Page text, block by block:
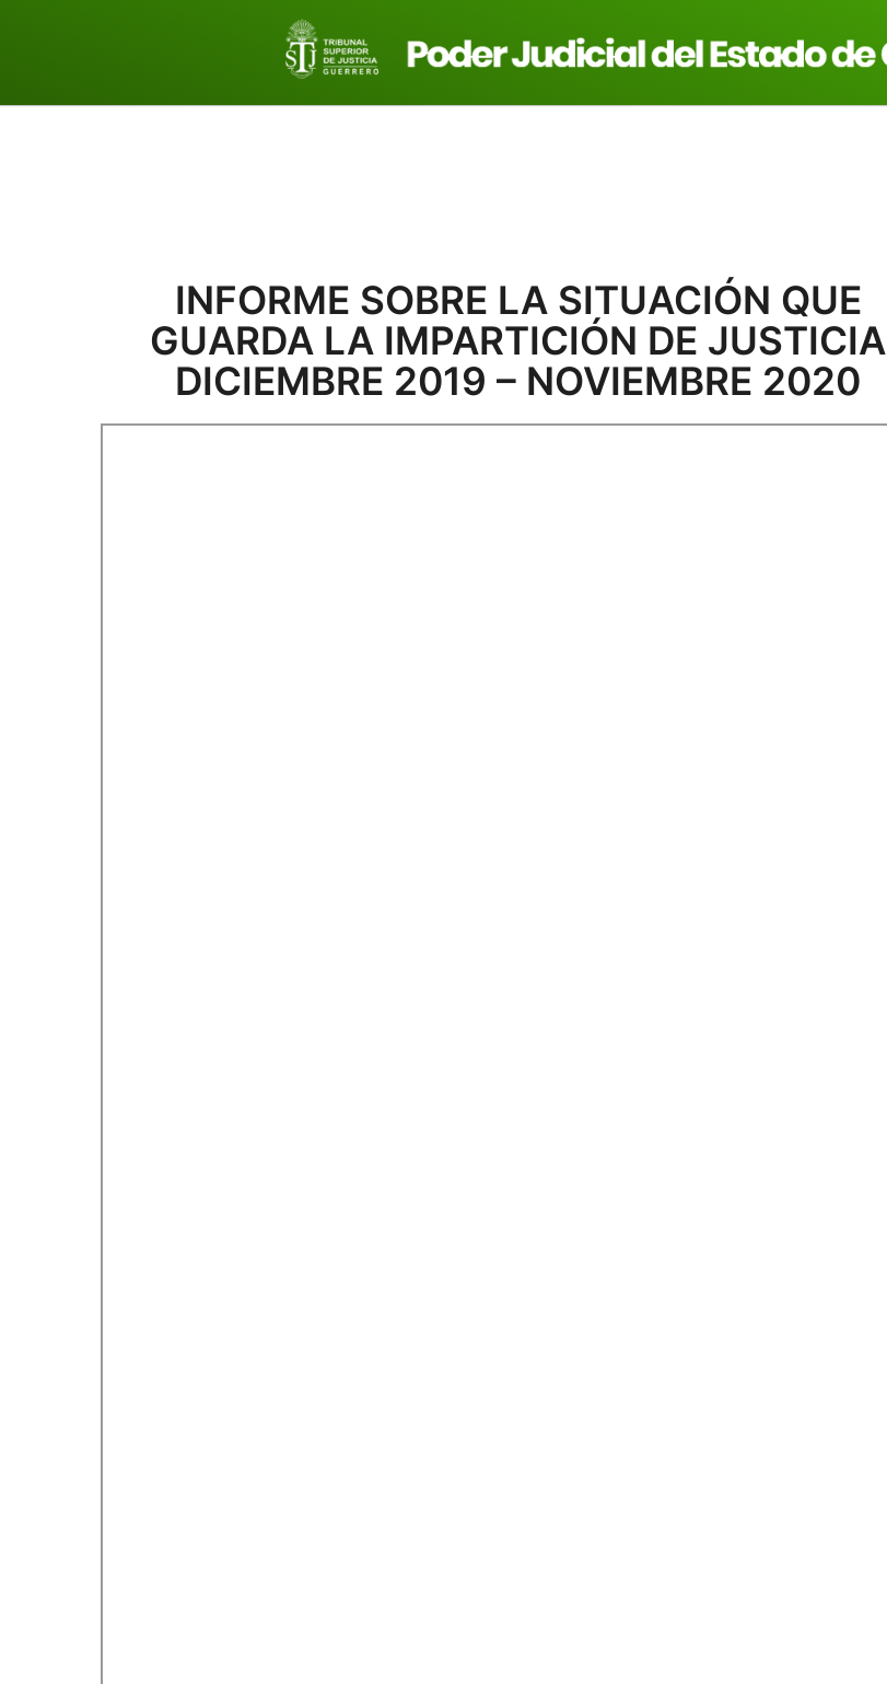
Tribunal Superior De Justicia
INFORME SOBRE LA SITUACIÓN QUE
GUARDA LA IMPARTICIÓN DE JUSTICIA
DICIEMBRE 2019 – NOVIEMBRE 2020